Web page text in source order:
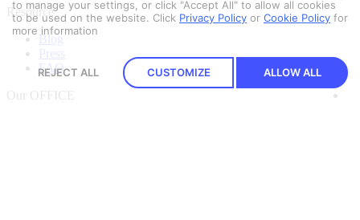
Resource
Blog
Press
FAQ
Our OFFICE
to manage your settings, or click "Accept All" to allow all cookies
to be used on the website. Click Privacy Policy or Cookie Policy for
more information
REJECT ALL CUSTOMIZE ALLOW ALL